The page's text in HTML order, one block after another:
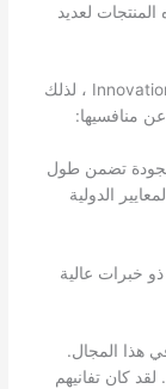
لعديد
لدينا العديد من الأسباب للحديث عن Innovations Lighting ، لذلك
منافسيها:
تضمن طول
الدولية
خبرات عالية
هذا المجال.
كان تفانيهم